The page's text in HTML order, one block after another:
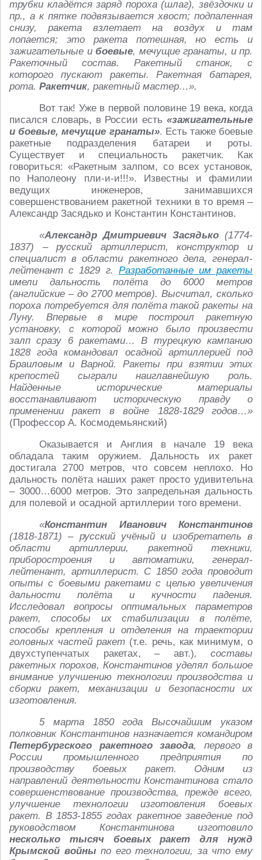
трубки кладётся заряд пороха (шлаг), звёздочки и
пр., а к пятке подвязывается хвост; подпаленная
снизу, ракета взлетает на воздух и там
лопается; это ракета потешная, но есть и
зажигательные и боевые, мечущие гранаты, и пр.
Ракеточный состав. Ракетный станок, с
которого пускают ракеты. Ракетная батарея,
рота. Ракетчик, ракетный мастер…».
Вот так! Уже в первой половине 19 века, когда
писался словарь, в России есть «зажигательные
и боевые, мечущие гранаты». Есть также боевые
ракетные подразделения батареи и роты.
Существует и специальность ракетчик. Как
говориться: «Ракетным залпом, со всех установок,
по Наполеону пли-и-и!!!». Известны и фамилии
ведущих инженеров, занимавшихся
совершенствованием ракетной техники в то время –
Александр Засядько и Константин Константинов.
«Александр Дмитриевич Засядько (1774-
1837) – русский артиллерист, конструктор и
специалист в области ракетного дела, генерал-
лейтенант с 1829 г. Разработанные им ракеты
имели дальность полёта до 6000 метров
(английские – до 2700 метров). Высчитал, сколько
пороха потребуется для полёта такой ракеты на
Луну. Впервые в мире построил ракетную
установку, с которой можно было произвести
залп сразу 6 ракетами… В турецкую кампанию
1828 года командовал осадной артиллерией под
Браиловым и Варной. Ракеты при взятии этих
крепостей сыграли наиглавнейшую роль.
Найденные исторические материалы
восстанавливают историческую правду о
применении ракет в войне 1828-1829 годов…»
(Профессор А. Космодемьянский)
Оказывается и Англия в начале 19 века
обладала таким оружием. Дальность их ракет
достигала 2700 метров, что совсем неплохо. Но
дальность полёта наших ракет просто удивительна
– 3000…6000 метров. Это запредельная дальность
для полевой и осадной артиллерии того времени.
«Константин Иванович Константинов
(1818-1871) – русский учёный и изобретатель в
области артиллерии, ракетной техники,
приборостроения и автоматики, генерал-
лейтенант, артиллерист. С 1850 года проводит
опыты с боевыми ракетами с целью увеличения
дальности полёта и кучности падения.
Исследовал вопросы оптимальных параметров
ракет, способы их стабилизации в полёте,
способы крепления и отделения на траектории
головных частей ракет (т.е. речь, как минимум, о
двухступенчатых ракетах, – авт.), составы
ракетных порохов, Константинов уделял большое
внимание улучшению технологии производства и
сборки ракет, механизации и безопасности их
изготовления.
5 марта 1850 года Высочайшим указом
полковник Константинов назначается командиром
Петербургского ракетного завода, первого в
России промышленного предприятия по
производству боевых ракет. Одним из
направлений деятельности Константинова стало
совершенствование производства, прежде всего,
улучшение технологии изготовления боевых
ракет. В 1853-1855 годах ракетное заведение под
руководством Константинова изготовило
несколько тысяч боевых ракет для нужд
Крымской войны по его технологии, за что ему